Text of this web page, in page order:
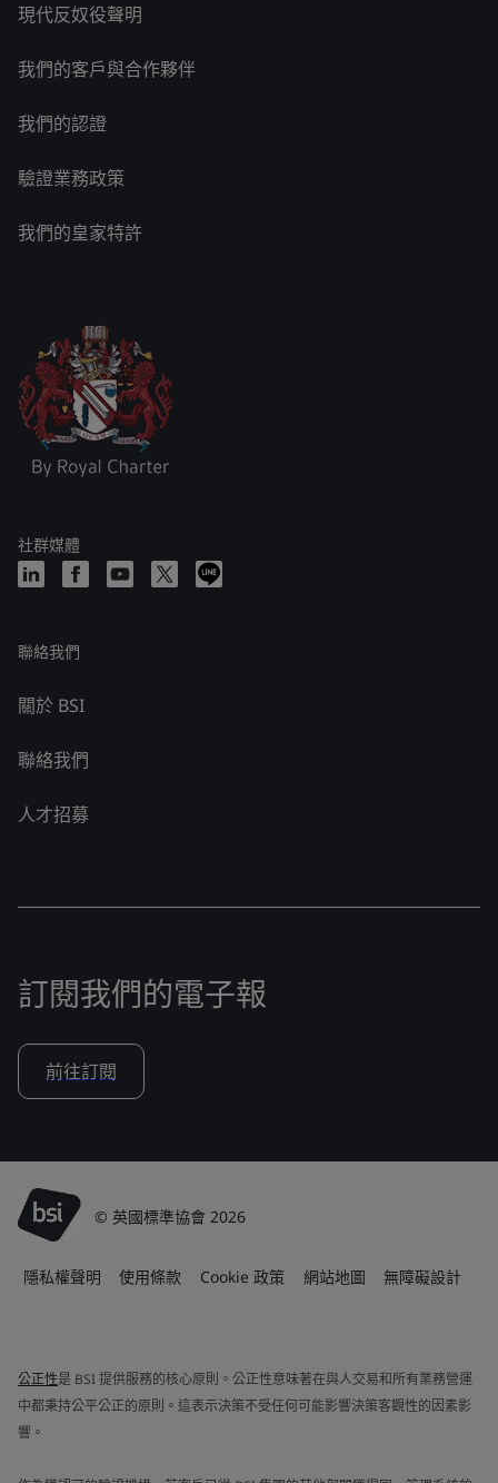
現代反奴役聲明
我們的客戶與合作夥伴
我們的認證
驗證業務政策
我們的皇家特許
社群媒體
聯絡我們
關於 BSI
聯絡我們
人才招募
訂閱我們的電子報
前往訂閱
© 英國標準協會 2026
隱私權聲明 使用條款 Cookie 政策 網站地圖 無障礙設計
公正性是 BSI 提供服務的核心原則。公正性意味著在與人交易和所有業務營運
中都秉持公平公正的原則。這表示決策不受任何可能影響決策客觀性的因素影
響。